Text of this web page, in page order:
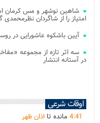
شاهین نوشهر و مس کرمان
امتیاز را از شاگردان
آیین باشکوه عاشورایی در
سه اثر تازه از مجموعه
در آستانه انتشار
اوقات شرعی
4:41 مانده تااذان ظهر